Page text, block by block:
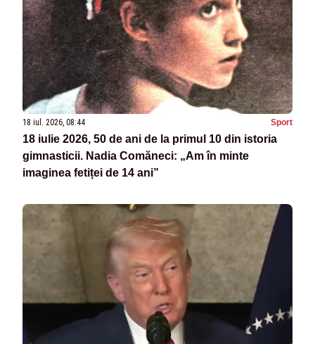
18 iul. 2026, 08:44 Sport
18 iulie 2026, 50 de ani de la primul 10 din istoria
gimnasticii. Nadia Comăneci: „Am în minte
imaginea fetiței de 14 ani”